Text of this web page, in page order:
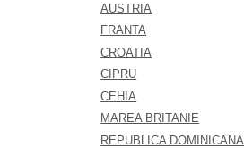
AUSTRIA
FRANTA
CROATIA
CIPRU
CEHIA
MAREA BRITANIE
REPUBLICA DOMINICANA